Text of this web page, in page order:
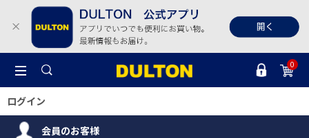
0
ログイン
会員のお客様